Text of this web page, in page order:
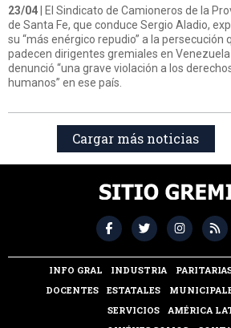
23/04 | El Sindicato de Camioneros de la
de Santa Fe, que conduce Sergio Aladio,
su “más enérgico repudio” a la persecución
padecen dirigentes gremiales en
denunció “una grave violación a los
humanos” en ese país.
Cargar más noticias
INFO GRAL INDUSTRIA
DOCENTES
ESTATALES
SERVICIOS
AMÉRICA